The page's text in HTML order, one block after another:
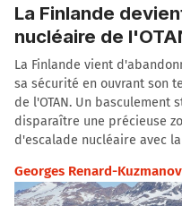
La Finlande
nucléaire de
La Finlande vient
sa sécurité en ouvrant son
de l'OTAN. Un
disparaître une précieuse
d'escalade nucléaire avec
Georges Renard-